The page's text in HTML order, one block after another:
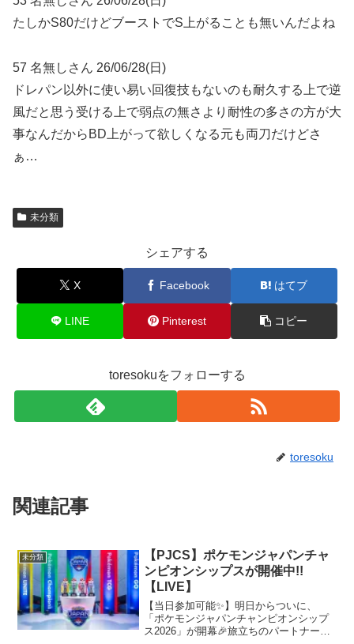
たしかS80だけどブーストでS上がることも無いんだよね
57 名無しさん 26/06/28(日)
ドレパン以外に使い易い回復技もないのも耐久する上で逆
風だと思う受ける上で弱点の無さより耐性の多さの方が大
事なんだからBD上がって欲しくなる元も両刀だけどさ
ぁ…
未分類
シェアする
X Facebook はてブ
LINE Pinterest コピー
toresokuをフォローする
toresoku
関連記事
未分類
【PJCS】ポケモンジャパンチャ
ンピオンシップスが開催中!!
【LIVE】
【当日参加可能✨】明日からついに、
「ポケモンジャパンチャンピオンシップ
ス2026」が開幕🎉旅立ちのパートナーと